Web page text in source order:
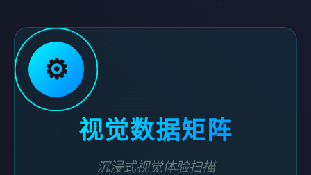
⚙️
视觉数据矩阵
沉浸式视觉体验扫描